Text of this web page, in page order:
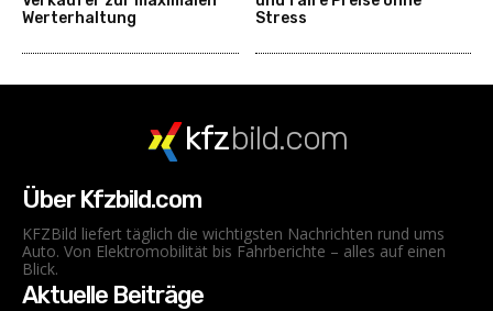
Werterhaltung
Stress
kfzbild.com
Über Kfzbild.com
KFZBild liefert täglich die wichtigsten Nachrichten rund ums
Auto. Von Elektromobilität bis Fahrberichte – alles auf einen
Blick.
Aktuelle Beiträge